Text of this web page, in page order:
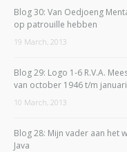
Blog 30: Van Oedjoeng
op patrouille hebben
19 March, 2013
Blog 29: Logo 1-6 R.V.A.
van october 1946 t/m
10 March, 2013
Blog 28: Mijn vader aan het
Java